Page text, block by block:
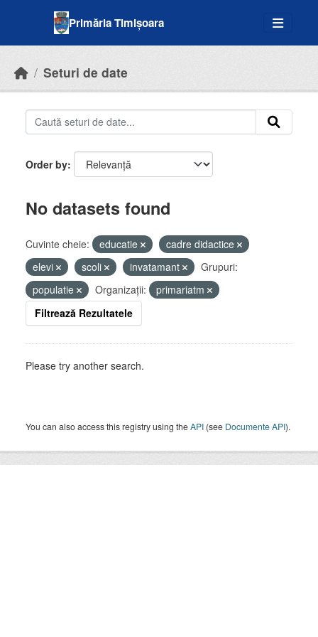
Primăria Timișoara
Seturi de date
Order by
No datasets found
Cuvinte cheie: educatie
cadre didactice
elevi
scoli invatamant
Grupuri:
populatie
Organizații:
primariatm
Filtrează Rezultatele
Please try another search.
You can also access this registry using theAPI (see Documente API).